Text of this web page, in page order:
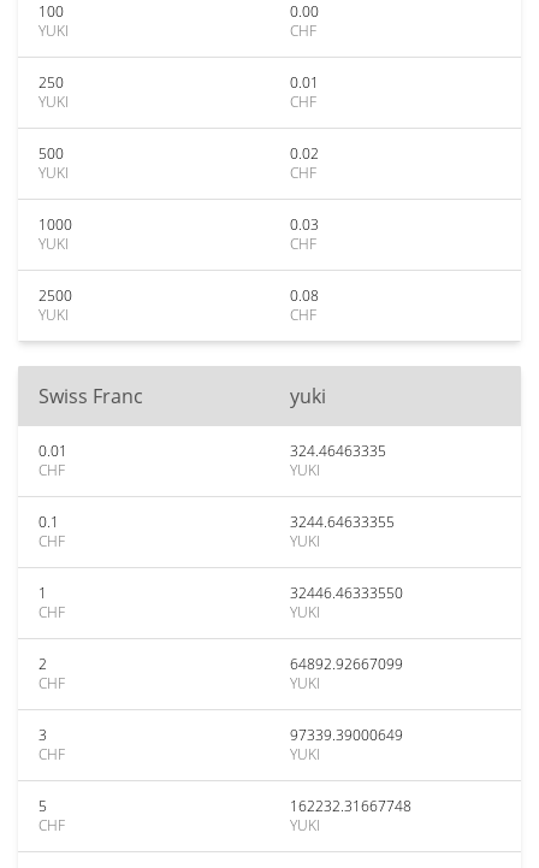
100
YUKI
0.00
CHF
250
YUKI
0.01
CHF
500
YUKI
0.02
CHF
1000
YUKI
0.03
CHF
2500
YUKI
0.08
CHF
Swiss Franc yuki
0.01
CHF
324.46463335
YUKI
0.1
CHF
3244.64633355
YUKI
1
CHF
32446.46333550
YUKI
2
CHF
64892.92667099
YUKI
3
CHF
97339.39000649
YUKI
5
CHF
162232.31667748
YUKI